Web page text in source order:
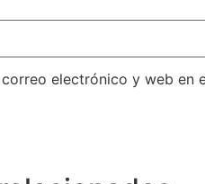
electrónico y web en